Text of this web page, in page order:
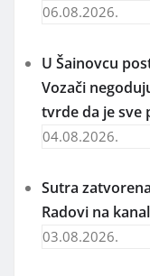
06.08.2026.
U Šainovcu
Vozači
tvrde da je sve
04.08.2026.
Sutra
Radovi na
03.08.2026.